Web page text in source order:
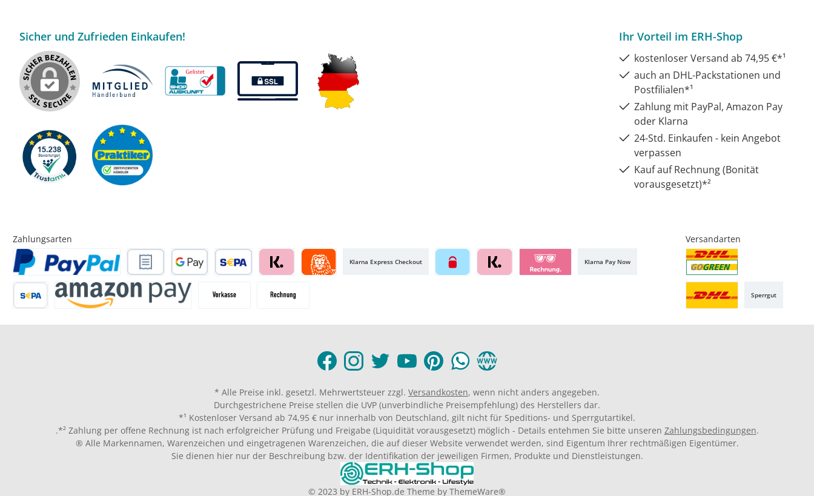
Sicher und Zufrieden Einkaufen! Ihr Vorteil im ERH-Shop
kostenloser Versand ab 74,95 €*¹
auch an DHL-Packstationen und
Postfilialen*¹
Zahlung mit PayPal, Amazon Pay
oder Klarna
24-Std. Einkaufen - kein Angebot
verpassen
Kauf auf Rechnung (Bonität
vorausgesetzt)*²
Zahlungsarten
Klarna Express Checkout Klarna Pay Now
Versandarten
Sperrgut
* Alle Preise inkl. gesetzl. Mehrwertsteuer zzgl. Versandkosten, wenn nicht anders angegeben.
Durchgestrichene Preise stellen die UVP (unverbindliche Preisempfehlung) des Herstellers dar.
*¹ Kostenloser Versand ab 74,95 € nur innerhalb von Deutschland, gilt nicht für Speditions- und Sperrgutartikel.
.*² Zahlung per offene Rechnung ist nach erfolgreicher Prüfung und Freigabe (Liquidität vorausgesetzt) möglich - Details entehmen Sie bitte unseren Zahlungsbedingungen.
® Alle Markennamen, Warenzeichen und eingetragenen Warenzeichen, die auf dieser Website verwendet werden, sind Eigentum Ihrer rechtmäßigen Eigentümer.
Sie dienen hier nur der Beschreibung bzw. der Identifikation der jeweiligen Firmen, Produkte und Dienstleistungen.
© 2023 by ERH-Shop.de Theme by ThemeWare®